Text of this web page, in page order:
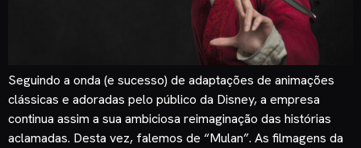
Seguindo a onda (e sucesso) de adaptações de animações
clássicas e adoradas pelo público da Disney, a empresa
continua assim a sua ambiciosa reimaginação das histórias
aclamadas. Desta vez, falemos de “Mulan”. As filmagens da